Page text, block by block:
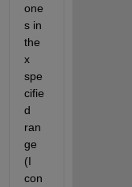
one
s in
the
x
spe
cifie
d
ran
ge
(I
con